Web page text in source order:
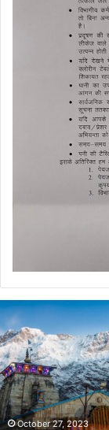
डेंगू
और
चिकनगुनिया
को
लेकर
स्वास्थ्य
विभाग
का